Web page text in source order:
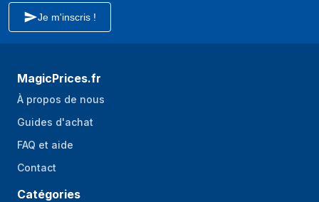
Poids et dimensions
Profondeur
Hauteur
Zone fraîche
Nouvelle zone
Je m'inscris !
MagicPrices.fr
À propos de nous
Guides d'achat
FAQ et aide
Contact
Catégories